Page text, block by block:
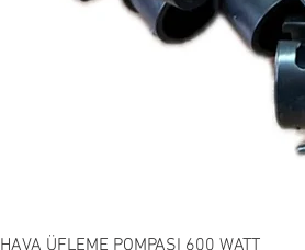
HAVA ÜFLEME POMPASI 600 WATT